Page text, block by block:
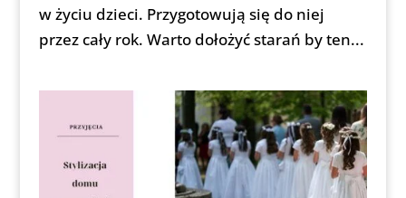
w życiu dzieci. Przygotowują się do niej
przez cały rok. Warto dołożyć starań by ten...